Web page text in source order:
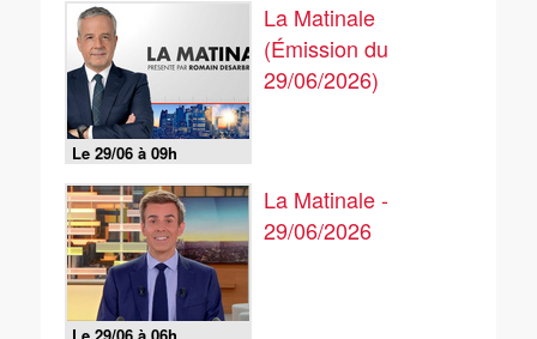
Le 29/06 à 09h
La Matinale
(Émission du
29/06/2026)
La Matinale -
29/06/2026